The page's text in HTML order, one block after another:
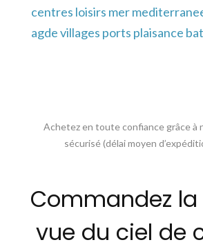
centres loisirs mer
agde villages ports plaisance
Achetez en toute confiance grâce à
sécurisé (délai moyen
Commandez
vue du ciel de